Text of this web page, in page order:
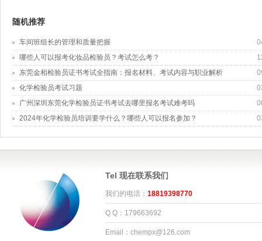
随机推荐
车间班组长的管理和质量把握
哪些人可以报考化妆品检验员？考试怎么考？
东莞金相检验员证书考试全指南：报名材料、考试内容与职业解析
化学检验员考试习题
广州深圳东莞化学检验员证书考试去哪里报名考试难考吗
2024年化学检验员培训要学什么？哪些人可以报名参加？
Tel 现在联系我们
我们的电话： 18819398770
Q Q：179663692
Email：chempx@126.com